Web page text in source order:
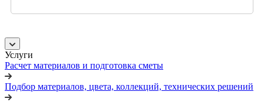
Услуги
Расчет материалов и подготовка сметы
Подбор материалов, цвета, коллекций, технических решений